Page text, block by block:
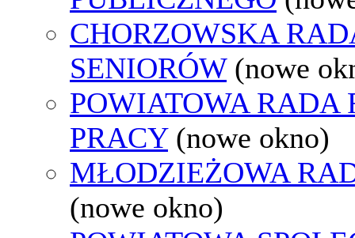
CHORZOWSKA
SENIORÓW (nowe
POWIATOWA RADA
PRACY (nowe okno)
MŁODZIEŻOWA
(nowe okno)